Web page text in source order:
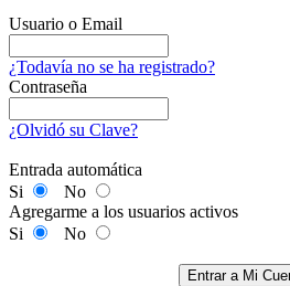
Usuario o Email
¿Todavía no se ha registrado?
Contraseña
¿Olvidó su Clave?
Entrada automática
Si
No
Agregarme a los usuarios activos
Si
No
Entrar a Mi